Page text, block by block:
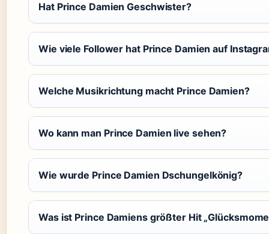
Hat Prince Damien Geschwister?
Wie viele Follower hat Prince Damien auf
Welche Musikrichtung macht Prince Damien?
Wo kann man Prince Damien live sehen?
Wie wurde Prince Damien Dschungelkönig?
Was ist Prince Damiens größter Hit